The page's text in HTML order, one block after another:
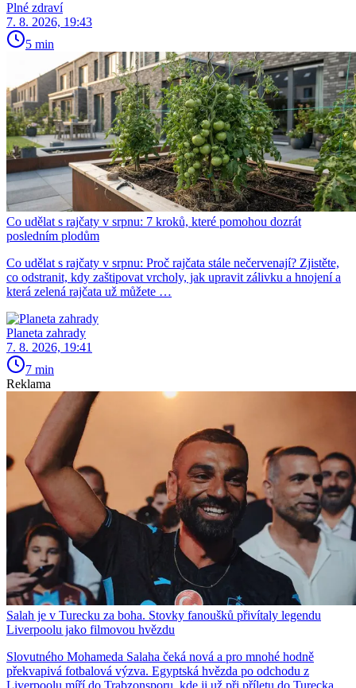
Plné zdraví
7. 8. 2026, 19:43
5 min
Co udělat s rajčaty v srpnu: 7 kroků, které pomohou dozrát
posledním plodům
Co udělat s rajčaty v srpnu: Proč rajčata stále nečervenají? Zjistěte,
co odstranit, kdy zaštipovat vrcholy, jak upravit zálivku a hnojení a
která zelená rajčata už můžete …
Planeta zahrady
7. 8. 2026, 19:41
7 min
Reklama
Salah je v Turecku za boha. Stovky fanoušků přivítaly legendu
Liverpoolu jako filmovou hvězdu
Slovutného Mohameda Salaha čeká nová a pro mnohé hodně
překvapivá fotbalová výzva. Egyptská hvězda po odchodu z
Liverpoolu míří do Trabzonsporu, kde ji už při příletu do Turecka